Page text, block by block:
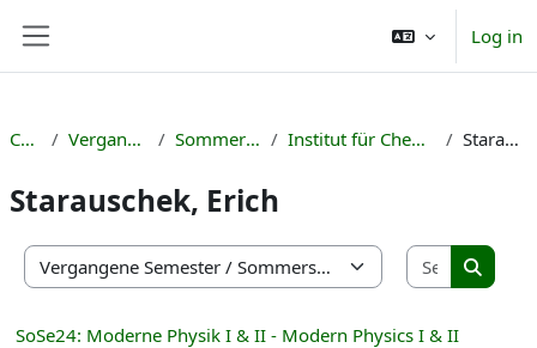
Log in
Courses Vergangene Semester Sommersemester 2024 Institut für Chemie, Physik und Technik Starauschek, Erich
Starauschek, Erich
Course categories
Search
Search
SoSe24: Moderne Physik I & II - Modern Physics I & II